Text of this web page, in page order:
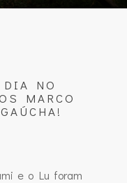
DIA NO
MARCO
e o Lu foram